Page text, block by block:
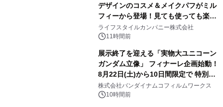
デザインのコスメ＆メイクパフがミル
フィーから登場！見ても使っても楽し
い、ポップでキュートなコレクショ
ン。
ライフスタイルカンパニー株式会社
11時間前
展示終了を迎える「実物大ユニコーン
ガンダム立像」 フィナーレ企画始動！
8月22日(土)から10日間限定で 特別映
像『UNICORN GUNDAM Statue ―
BEYOND POSSIBILITY ―』を上映！
株式会社バンダイナムコフィルムワークス
10時間前